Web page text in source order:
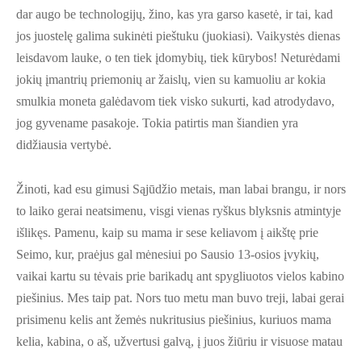
dar augo be technologijų, žino, kas yra garso kasetė, ir tai, kad
jos juostelę galima sukinėti pieštuku (juokiasi). Vaikystės dienas
leisdavom lauke, o ten tiek įdomybių, tiek kūrybos! Neturėdami
jokių įmantrių priemonių ar žaislų, vien su kamuoliu ar kokia
smulkia moneta galėdavom tiek visko sukurti, kad atrodydavo,
jog gyvename pasakoje. Tokia patirtis man šiandien yra
didžiausia vertybė.
Žinoti, kad esu gimusi Sąjūdžio metais, man labai brangu, ir nors
to laiko gerai neatsimenu, visgi vienas ryškus blyksnis atmintyje
išlikęs. Pamenu, kaip su mama ir sese keliavom į aikštę prie
Seimo, kur, praėjus gal mėnesiui po Sausio 13-osios įvykių,
vaikai kartu su tėvais prie barikadų ant spygliuotos vielos kabino
piešinius. Mes taip pat. Nors tuo metu man buvo treji, labai gerai
prisimenu kelis ant žemės nukritusius piešinius, kuriuos mama
kelia, kabina, o aš, užvertusi galvą, į juos žiūriu ir visuose matau